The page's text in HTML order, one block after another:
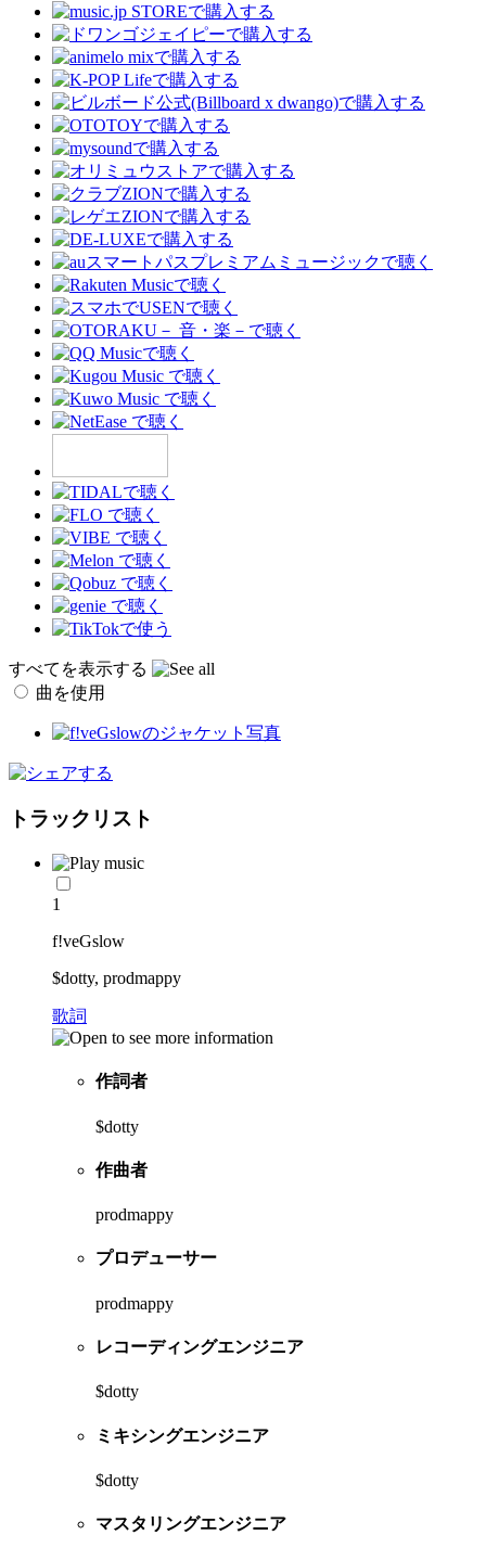
すべてを表示する
曲を使用
トラックリスト
1
f!veGslow
$dotty, prodmappy
歌詞
作詞者
$dotty
作曲者
prodmappy
プロデューサー
prodmappy
レコーディングエンジニア
$dotty
ミキシングエンジニア
$dotty
マスタリングエンジニア